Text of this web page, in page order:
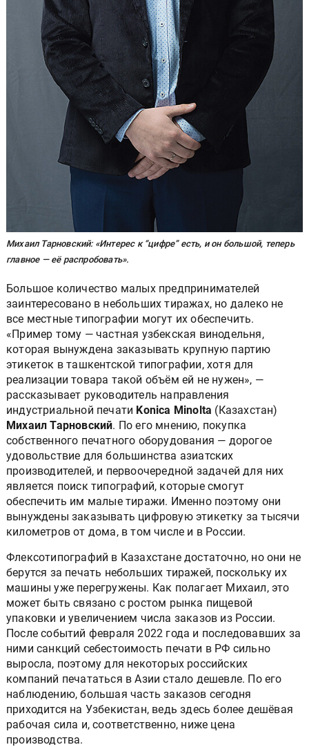
Михаил Тарновский: «Интерес к “цифре” есть, и он большой, теперь
главное — её распробовать».
Большое количество малых предпринимателей
заинтересовано в небольших тиражах, но далеко не
все местные типографии могут их обеспечить.
«Пример тому — частная узбекская винодельня,
которая вынуждена заказывать крупную партию
этикеток в ташкентской типографии, хотя для
реализации товара такой объём ей не нужен», —
рассказывает руководитель направления
индустриальной печати Konica Minolta (Казахстан)
Михаил Тарновский. По его мнению, покупка
собственного печатного оборудования — дорогое
удовольствие для большинства азиатских
производителей, и первоочередной задачей для них
является поиск типографий, которые смогут
обеспечить им малые тиражи. Именно поэтому они
вынуждены заказывать цифровую этикетку за тысячи
километров от дома, в том числе и в России.
Флексотипографий в Казахстане достаточно, но они не
берутся за печать небольших тиражей, поскольку их
машины уже перегружены. Как полагает Михаил, это
может быть связано с ростом рынка пищевой
упаковки и увеличением числа заказов из России.
После событий февраля 2022 года и последовавших за
ними санкций себестоимость печати в РФ сильно
выросла, поэтому для некоторых российских
компаний печататься в Азии стало дешевле. По его
наблюдению, большая часть заказов сегодня
приходится на Узбекистан, ведь здесь более дешёвая
рабочая сила и, соответственно, ниже цена
производства.